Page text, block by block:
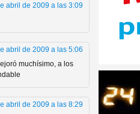
abril de 2009 a las 3:09
abril de 2009 a las 5:06
muchísimo, a los
abril de 2009 a las 8:29